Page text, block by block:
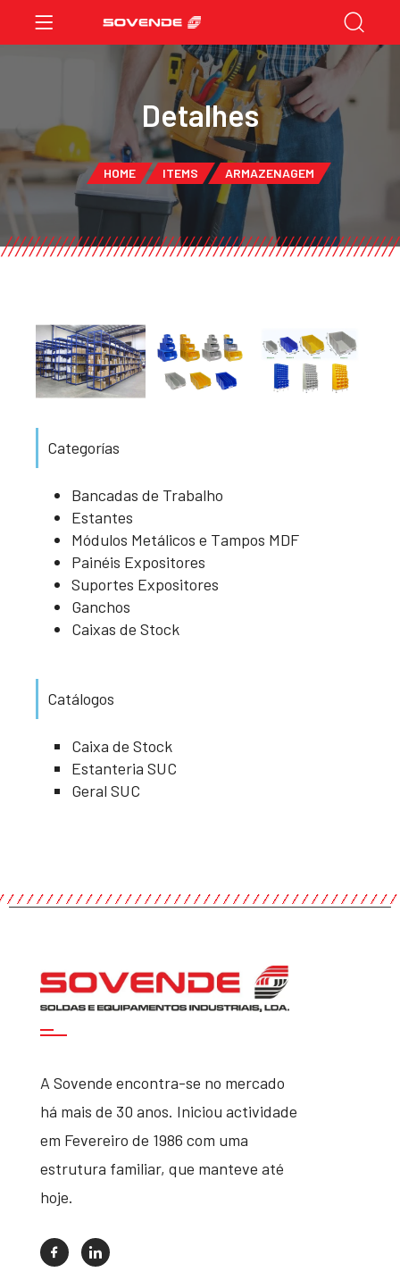
Detalhes
HOME ITEMS ARMAZENAGEM
Categorías
Bancadas de Trabalho
Estantes
Módulos Metálicos e Tampos MDF
Painéis Expositores
Suportes Expositores
Ganchos
Caixas de Stock
Catálogos
Caixa de Stock
Estanteria SUC
Geral SUC
A Sovende encontra-se no mercado
há mais de 30 anos. Iniciou actividade
em Fevereiro de 1986 com uma
estrutura familiar, que manteve até
hoje.